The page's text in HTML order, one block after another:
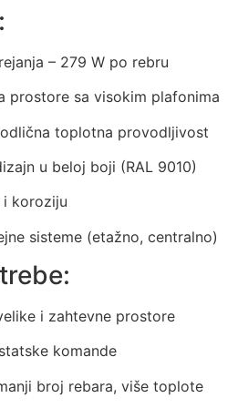
– 279 W po rebru
prostore sa visokim plafonima
toplotna provodljivost
u beloj boji (RAL 9010)
i koroziju
sisteme (etažno, centralno)
i zahtevne prostore
komande
broj rebara, više toplote